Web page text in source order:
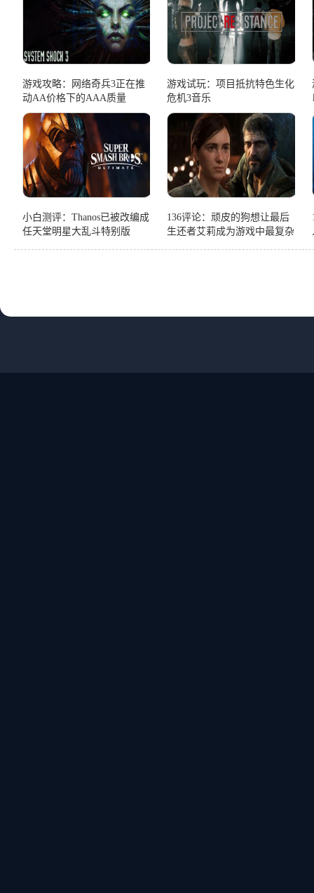
游戏攻略：网络奇兵3正在推
动AA价格下的AAA质量
游戏试玩：项目抵抗特色生化
危机3音乐
小白测评：Thanos已被改编成
任天堂明星大乱斗特别版
136评论：顽皮的狗想让最后
生还者艾莉成为游戏中最复杂